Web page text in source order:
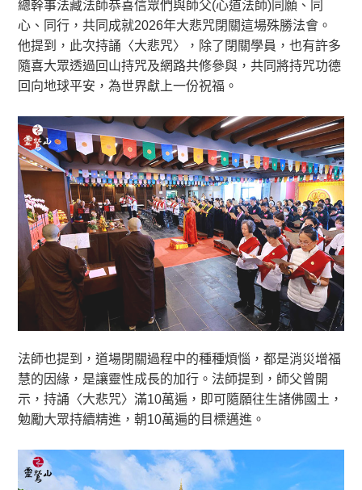
總幹事法藏法師恭喜信眾們與師父(心道法師)同願、同
心、同行，共同成就2026年大悲咒閉關這場殊勝法會。
他提到，此次持誦〈大悲咒〉，除了閉關學員，也有許多
隨喜大眾透過回山持咒及網路共修參與，共同將持咒功德
回向地球平安，為世界獻上一份祝福。
法師也提到，道場閉關過程中的種種煩惱，都是消災增福
慧的因緣，是讓靈性成長的加行。法師提到，師父曾開
示，持誦〈大悲咒〉滿10萬遍，即可隨願往生諸佛國土，
勉勵大眾持續精進，朝10萬遍的目標邁進。